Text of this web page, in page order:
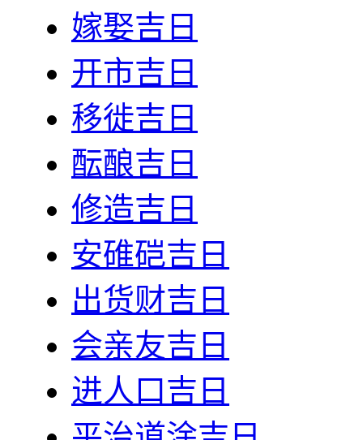
嫁娶吉日
开市吉日
移徙吉日
酝酿吉日
修造吉日
安碓硙吉日
出货财吉日
会亲友吉日
进人口吉日